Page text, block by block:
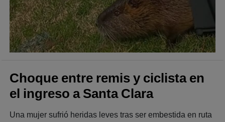
Choque entre remis y ciclista en
el ingreso a Santa Clara
Una mujer sufrió heridas leves tras ser embestida en ruta